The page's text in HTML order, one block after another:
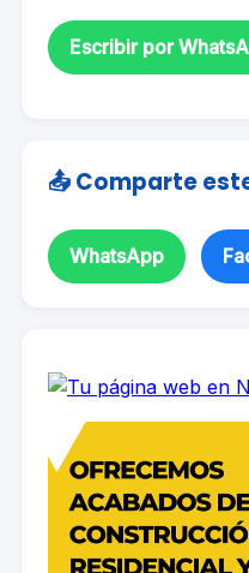
Escribir por
📤 Comparte
WhatsApp